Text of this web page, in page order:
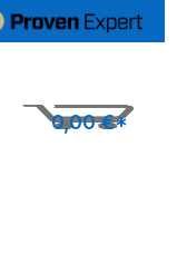
0,00 €*